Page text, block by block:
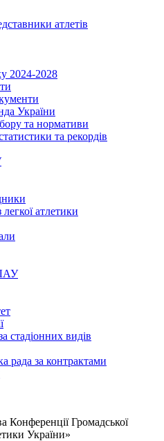
атлетів
2024-2028
України
та нормативи
та рекордів
атлетики
стадіонних видів
рада за контрактами
Конференції Громадської
України»